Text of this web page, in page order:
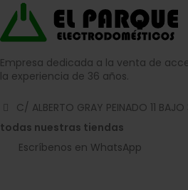
Empresa dedicada a la venta de
la experiencia de 36 años.
C/ ALBERTO GRAY PEINADO 11
todas nuestras tiendas
Escríbenos en WhatsApp